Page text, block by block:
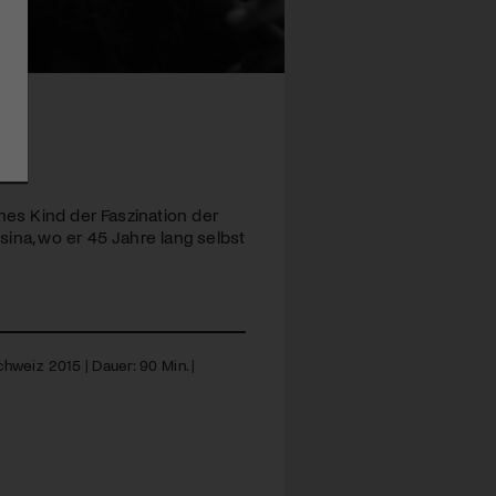
Kind der Faszination der
wo er 45 Jahre lang selbst
2015 | Dauer: 90 Min. |